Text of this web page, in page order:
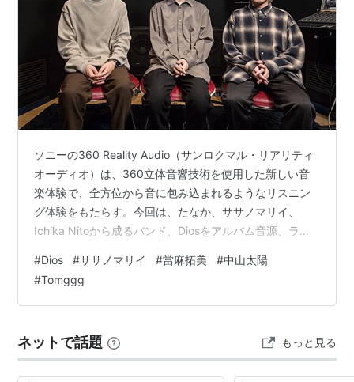
ソニーの360 Reality Audio（サンロクマル・リアリティ
オーディオ）は、360立体音響技術を使用した新しい音
楽体験で、全方位から音に包み込まれるようなリスニン
グ体験をもたらす。今回は、たなか、ササノマリイ、
Ichika Nitoから成るバンド、Diosをアルバム音源、ライ
担当するササノマリイ（写真中央）、「Bloom - Tomggg
Remix」を手掛けたTomggg（同左）、アルバム音源の
360 Reality Audioミックスを手掛けた山麓丸スタジオの
- Li…
#Dios #ササノマリイ #當麻拓美 #中山太陽
#Tomggg
ネットで話題 もっと見る